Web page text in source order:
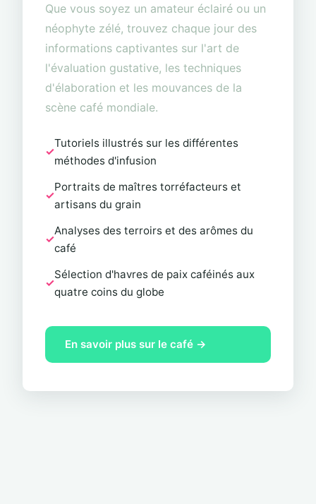
Que vous soyez un amateur éclairé ou un
néophyte zélé, trouvez chaque jour des
informations captivantes sur l'art de
l'évaluation gustative, les techniques
d'élaboration et les mouvances de la
scène café mondiale.
Tutoriels illustrés sur les différentes
méthodes d'infusion
Portraits de maîtres torréfacteurs et
artisans du grain
Analyses des terroirs et des arômes du
café
Sélection d'havres de paix caféinés aux
quatre coins du globe
En savoir plus sur le café →